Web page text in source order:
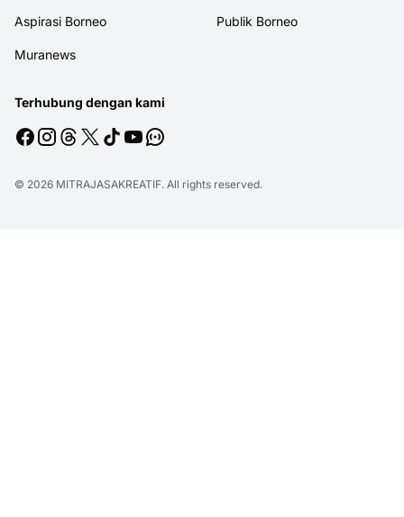
Aspirasi Borneo Publik Borneo
Muranews
Terhubung dengan kami
© 2026 MITRAJASAKREATIF. All rights reserved.